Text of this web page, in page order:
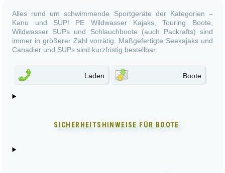
Alles rund um schwimmende Sportgeräte der Kategorien –
Kanu und SUP! PE Wildwasser Kajaks, Touring Boote,
Wildwasser SUPs und Schlauchboote (auch Packrafts) sind
immer in größerer Zahl vorrätig. Maßgefertigte Seekajaks und
Canadier und SUPs sind kurzfristig bestellbar.
Laden Boote
SICHERHEITSHINWEISE FÜR BOOTE